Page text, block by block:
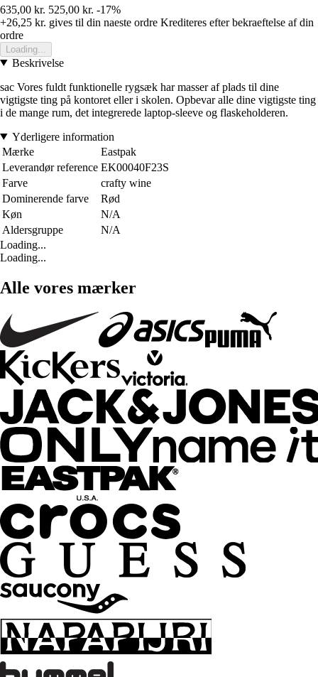
635,00 kr. 525,00 kr. -17%
+26,25 kr. gives til din naeste ordre Krediteres efter bekraeftelse af din
ordre
Loading...
Beskrivelse
sac Vores fuldt funktionelle rygsæk har masser af plads til dine
vigtigste ting på kontoret eller i skolen. Opbevar alle dine vigtigste ting
i de mange rum, det integrerede laptop-sleeve og flaskeholderen.
Yderligere information
Mærke
Eastpak
Leverandør reference EK00040F23S
Farve
crafty wine
Dominerende farve
Rød
Køn
N/A
Aldersgruppe
N/A
Loading...
Loading...
Alle vores mærker